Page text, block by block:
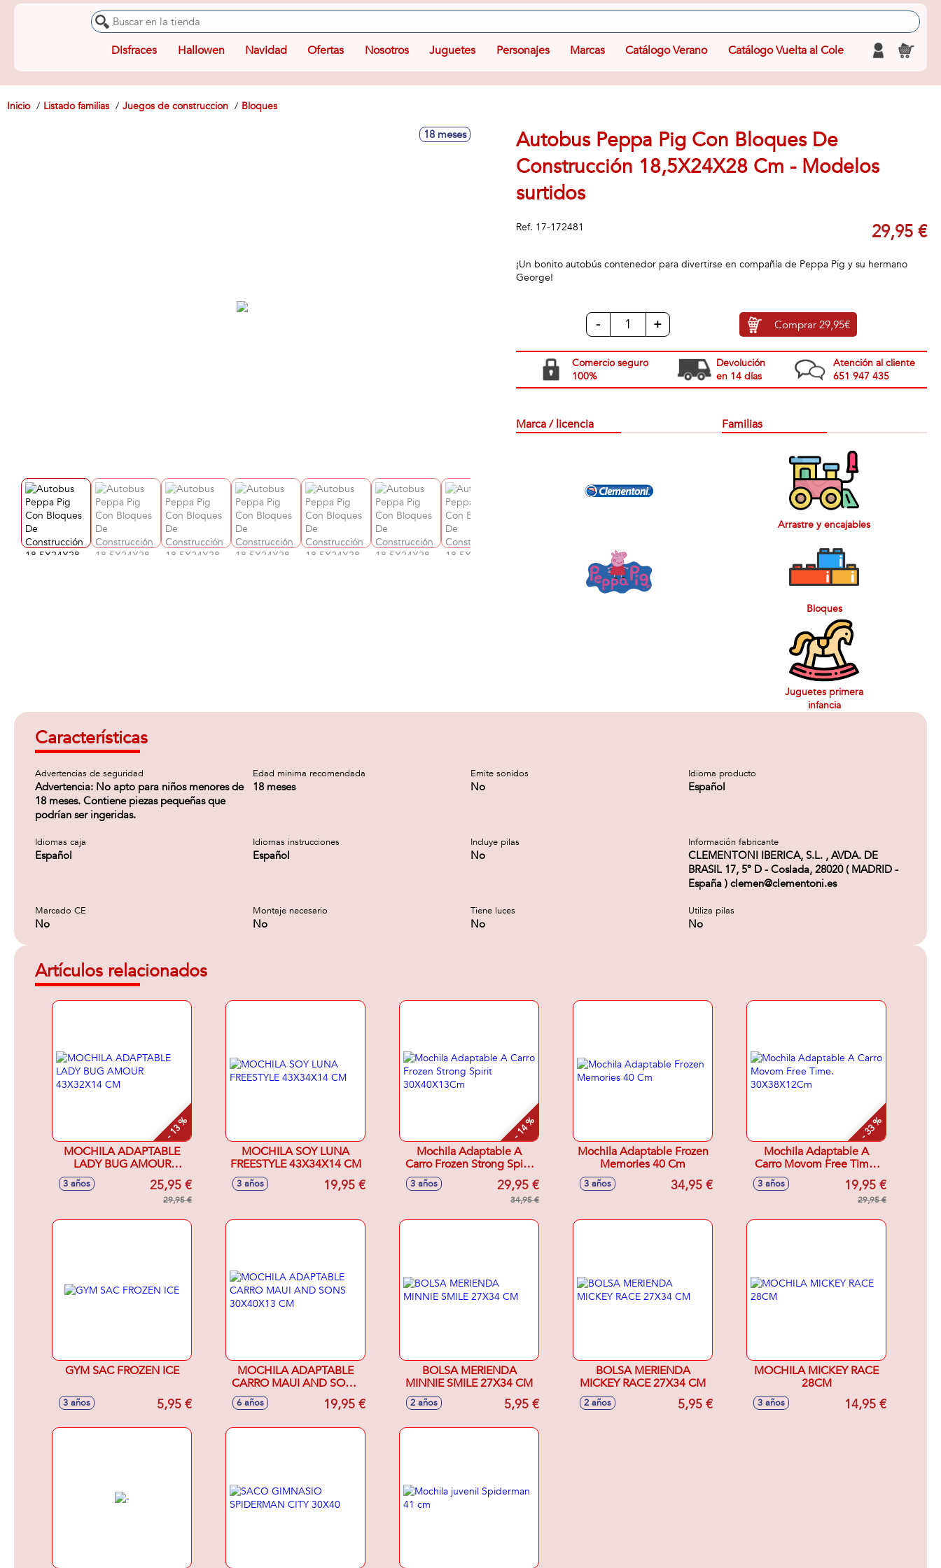
Disfraces Hallowen Navidad Ofertas Nosotros Juguetes Personajes Marcas Catálogo Verano Catálogo Vuelta al Cole
Inicio Listado familias Juegos de construccion Bloques
18 meses
Autobus Peppa Pig Con Bloques De
Construcción 18,5X24X28 Cm - Modelos
surtidos
Ref. 17-172481 29,95 €
¡Un bonito autobús contenedor para divertirse en compañía de Peppa Pig y su hermano
George!
- + Comprar29,95€
Comercio seguro
100%
Devolución
en 14 días
Atención al cliente
651 947 435
Marca / licencia Familias
Arrastre y encajables
Bloques
Juguetes primera
infancia
Características
Advertencias de seguridad
Advertencia: No apto para niños menores de
18 meses. Contiene piezas pequeñas que
podrían ser ingeridas.
Edad minima recomendada
18 meses
Emite sonidos
No
Idioma producto
Español
Idiomas caja
Español
Idiomas instrucciones
Español
Incluye pilas
No
Información fabricante
CLEMENTONI IBERICA, S.L. , AVDA. DE
BRASIL 17, 5º D - Coslada, 28020 ( MADRID -
España ) clemen@clementoni.es
Marcado CE
No
Montaje necesario
No
Tiene luces
No
Utiliza pilas
No
Artículos relacionados
- 13 %
MOCHILA ADAPTABLE
LADY BUG AMOUR
43X32X14 CM
3 años 25,95 €
29,95 €
MOCHILA SOY LUNA
FREESTYLE 43X34X14 CM
3 años 19,95 €
- 14 %
Mochila Adaptable A
Carro Frozen Strong Spirit
30X40X13Cm
3 años 29,95 €
34,95 €
Mochila Adaptable Frozen
Memories 40 Cm
3 años 34,95 €
- 33 %
Mochila Adaptable A
Carro Movom Free Time.
30X38X12Cm
3 años 19,95 €
29,95 €
GYM SAC FROZEN ICE
3 años 5,95 €
MOCHILA ADAPTABLE
CARRO MAUI AND SONS
30X40X13 CM
6 años 19,95 €
BOLSA MERIENDA
MINNIE SMILE 27X34 CM
2 años 5,95 €
BOLSA MERIENDA
MICKEY RACE 27X34 CM
2 años 5,95 €
MOCHILA MICKEY RACE
28CM
3 años 14,95 €